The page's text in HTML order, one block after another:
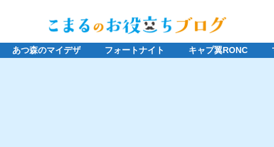
あつ森のマイデザ フォートナイト キャプ翼RONC